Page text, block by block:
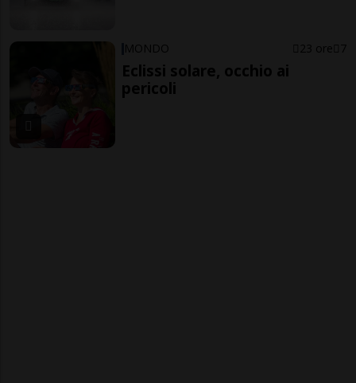
MONDO 23 ore 7
Eclissi solare, occhio ai
pericoli